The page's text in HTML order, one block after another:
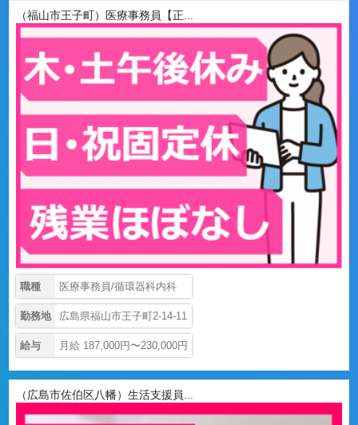
（福山市王子町）医療事務員【正...
職種 医療事務員/循環器科内科
勤務地 広島県福山市王子町2-14-11
給与 月給 187,000円〜230,000円
（広島市佐伯区八幡）生活支援員...